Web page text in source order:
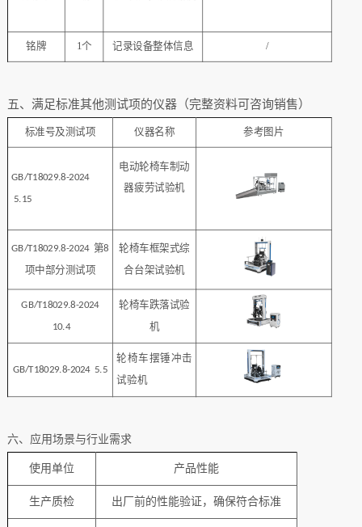
铭牌 1个 记录设备整体信息 /
五、满足标准其他测试项的仪器（完整资料可咨询销售）
标准号及测试项 仪器名称 参考图片
GB/T18029.8-2024
5.15
电动轮椅车制动
器疲劳试验机
GB/T18029.8-2024 第8
项中部分测试项
轮椅车框架式综
合台架试验机
GB/T18029.8-2024
10.4
轮椅车跌落试验
机
GB/T18029.8-2024 5.5
轮椅车摆锤冲击
试验机
六、 应用场景与行业需求
使用单位 产品性能
生产质检 出厂前的性能验证，确保符合标准